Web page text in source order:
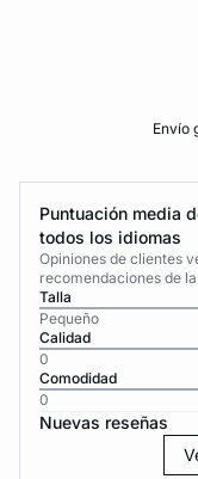
Envío
Puntuación media
todos los idiomas
Opiniones de clientes
recomendaciones de
Talla
Pequeño
Calidad
0
Comodidad
0
Nuevas reseñas